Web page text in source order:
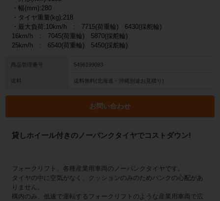
・幅(mm):280
・タイヤ重量(kg):218
・最大負荷:10km/h : 7715(荷重輪) 6430(採舵輪)
16km/h : 7045(荷重輪) 5870(採舵輪)
25km/h : 6540(荷重輪) 5450(採舵輪)
商品管理番号 5496199093
送料 送料無料(北海道・沖縄別途お見積り)
お問い合わせ
貸しホイール付きのノーパンクタイヤでコストダウン!
フォークリフト、各種産業用車両のノーパンクタイヤです。
タイヤの中に空気がなく、クッションのみのためパンクの心配があ
りません。
構内のみ、低速で運転するフォークリフトのような産業用車両で広